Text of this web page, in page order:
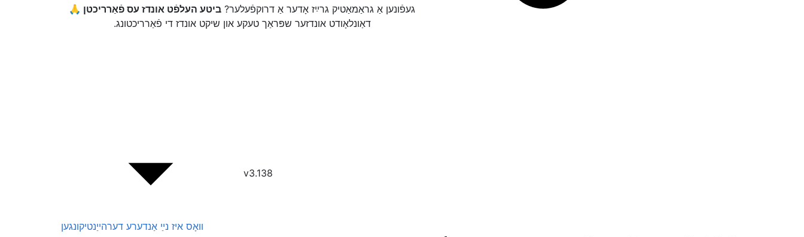
געפֿונען אַ גראַמאַטיק גרײַז אָדער אַ דרוקפֿעלער? ביטע העלפֿט אונדז עס פֿאַרריכטן 🙏
דאַונלאָודט אונדזער שפּראַך טעקע און שיקט אונדז די פֿאַרריכטונג.
v3.138
וואָס איז נײַ אַנדערע דערהייַנטיקונגען